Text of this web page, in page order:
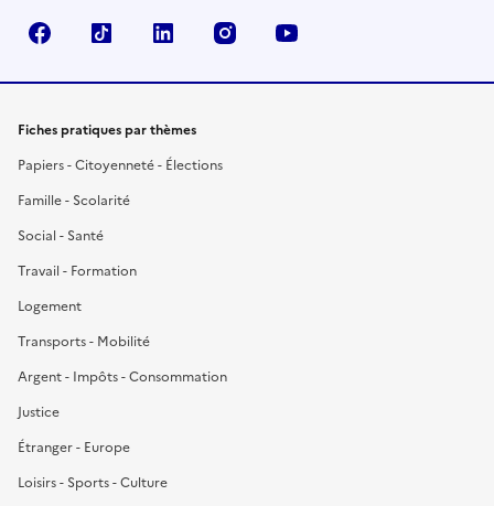
FacebookTikTok LinkedIn Instagram
Fiches pratiques par thèmes
Papiers - Citoyenneté - Élections
Famille - Scolarité
Social - Santé
Travail - Formation
Logement
Transports - Mobilité
Argent - Impôts - Consommation
Justice
Étranger - Europe
Loisirs - Sports - Culture